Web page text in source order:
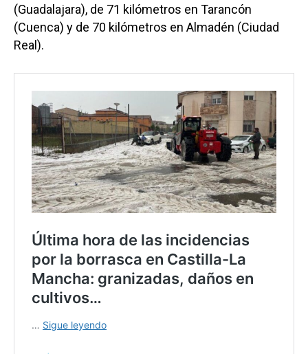
(Guadalajara), de 71 kilómetros en Tarancón
(Cuenca) y de 70 kilómetros en Almadén (Ciudad
Real).